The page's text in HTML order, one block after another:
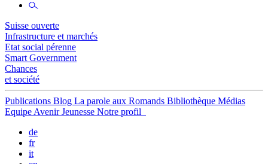
Suisse ouverte
Infrastructure et marchés
Etat social pérenne
Smart Government
Chances
et société
Publications Blog La parole aux Romands Bibliothèque Médias
Equipe Avenir Jeunesse Notre profil
de
fr
it